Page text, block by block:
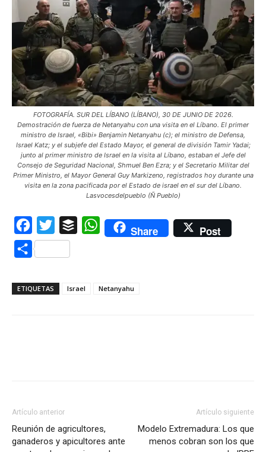
FOTOGRAFÍA. SUR DEL LÍBANO (LÍBANO), 30 DE JUNIO DE 2026.
Demostración de fuerza de Netanyahu con una visita en el Líbano. El primer
ministro de Israel, «Bibi» Benjamin Netanyahu (c); el ministro de Defensa,
Israel Katz; y el subjefe del Estado Mayor, el general de división Tamir Yadai;
junto al primer ministro de Israel en la visita al Líbano, estaban el Jefe del
Consejo de Seguridad Nacional, Shmuel Ben Ezra; y el Secretario Militar del
Primer Ministro, el Mayor General Guy Markizeno, registrados hoy durante una
visita en la zona pacificada por el Estado de israel en el sur del Líbano.
Lasvocesdelpueblo (Ñ Pueblo)
Facebook
Twitter Buffer WhatsAppShare Post
Compartir
ETIQUETAS Israel Netanyahu
Artículo anterior
Reunión de agricultores,
ganaderos y apicultores ante
Artículo siguiente
Modelo Extremadura: Los que
menos cobran son los que